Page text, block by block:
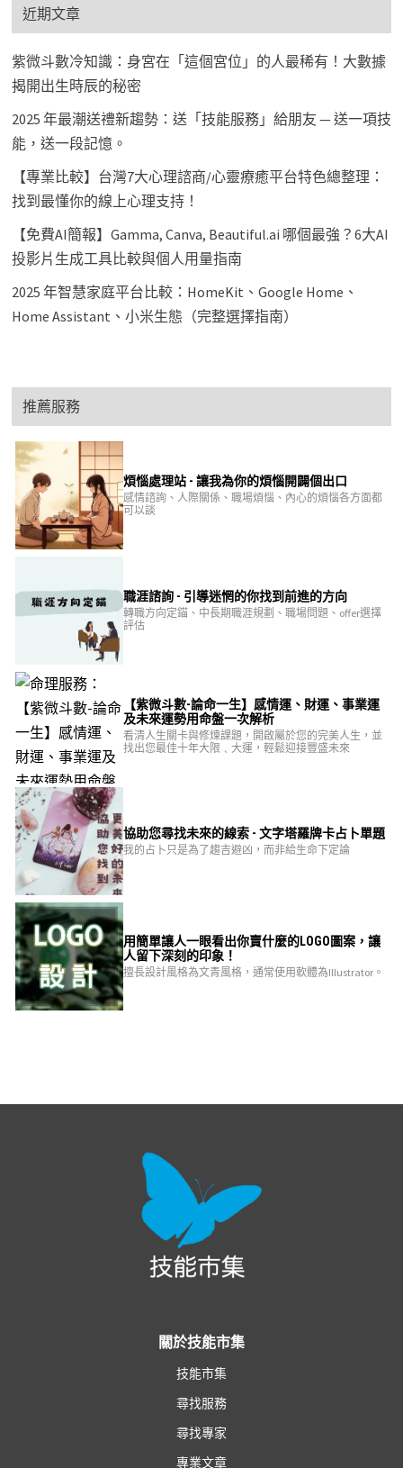
近期文章
紫微斗數冷知識：身宮在「這個宮位」的人最稀有！大數據
揭開出生時辰的秘密
2025 年最潮送禮新趨勢：送「技能服務」給朋友 — 送一項技
能，送一段記憶。
【專業比較】台灣7大心理諮商/心靈療癒平台特色總整理：
找到最懂你的線上心理支持！
【免費AI簡報】Gamma, Canva, Beautiful.ai 哪個最強？6大AI
投影片生成工具比較與個人用量指南
2025 年智慧家庭平台比較：HomeKit、Google Home、
Home Assistant、小米生態（完整選擇指南）
推薦服務
煩惱處理站 - 讓我為你的煩惱開闢個出口
感情諮詢、人際關係、職場煩惱、內心的煩惱各方面都
可以談
職涯諮詢 - 引導迷惘的你找到前進的方向
轉職方向定錨、中長期職涯規劃、職場問題、offer選擇
評估
【紫微斗數-論命一生】感情運、財運、事業運
及未來運勢用命盤一次解析
看清人生關卡與修煉課題，開啟屬於您的完美人生，並
找出您最佳十年大限﹑大運，輕鬆迎接豐盛未來
協助您尋找未來的線索 - 文字塔羅牌卡占卜單題
我的占卜只是為了趨吉避凶，而非給生命下定論
用簡單讓人一眼看出你賣什麼的LOGO圖案，讓
人留下深刻的印象！
擅長設計風格為文青風格，通常使用軟體為Illustrator。
關於技能市集
技能市集
尋找服務
尋找專家
專業文章